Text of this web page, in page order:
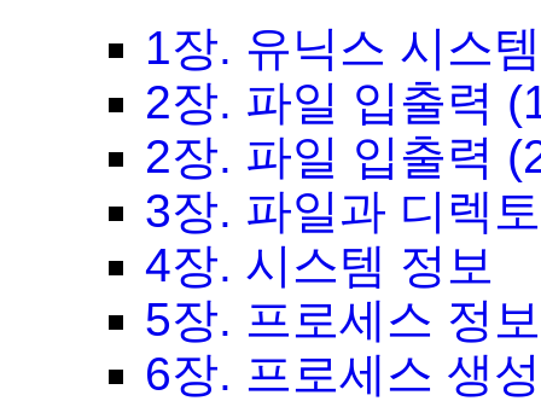
1장. 유닉스 시스
2장. 파일 입출력
2장. 파일 입출력
3장. 파일과 디렉
4장. 시스템 정보
5장. 프로세스 정보
6장. 프로세스 생